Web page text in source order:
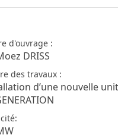
d'ouvrage :
DRISS
des travaux :
d’une nouvelle